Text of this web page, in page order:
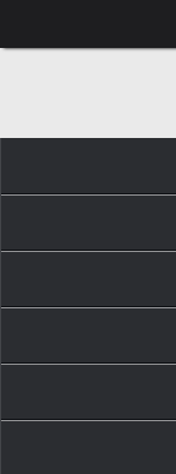
do
treści